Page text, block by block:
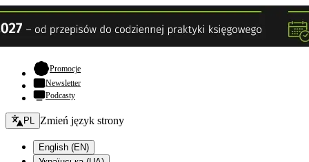
Promocje- otwiera się w nowej karcie
Newsletter
Podcasty
Zmień język - bieżący:
PL Zmień język strony
English (EN)